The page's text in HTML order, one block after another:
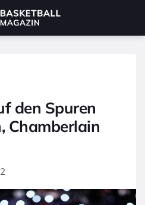
den Spuren
Chamberlain